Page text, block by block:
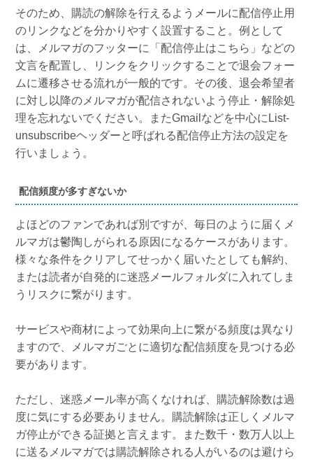
そのため、購読の解除を行えるようメールに配信停止用
のリンクなどを分かりやすく設置すること。例として
は、メルマガのフッターに「配信停止はこちら」などの
文言を配置し、リンクをクリックすることで退会フォー
ムに遷移させる流れが一般的です。その後、退会希望者
に対し以降のメルマガが配信されないよう停止・解除処
理を忘れないでください。またGmailなどを中心にList-
unsubscribeヘッダーと呼ばれる配信停止方法の設定を
行いましょう。
配信頻度が多すぎないか
よほどのファンであれば別ですが、毎日のように届くメ
ルマガは鬱陶しがられる原因になるケースがあります。
様々な条件をクリアしてせっかく届いたとしても解約、
または読者が自発的に迷惑メールフォルダに入れてしま
うリスクに繋がります。
サービスや商材によって効果向上に繋がる頻度は異なり
ますので、メルマガごとに適切な配信頻度を見つける必
要があります。
ただし、迷惑メール率が高くなければ、購読解除数は過
度に気にする必要ありません。購読解除は正しくメルマ
ガ停止ができる証拠と言えます。また数千・数万人以上
に送るメルマガでは購読解除される人がいるのは避けら